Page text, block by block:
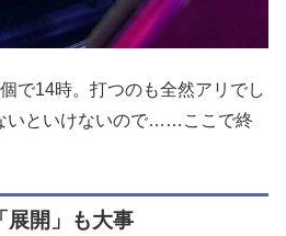
で14時。打つのも全然アリでし
いといけないので……ここで終
展開」も大事